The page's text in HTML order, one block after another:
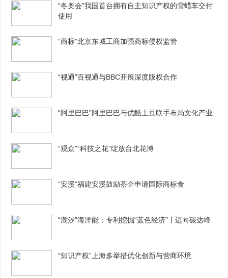
“冬奥会”我国首台拥有自主知识产权的雪蜡车交付
使用
“商标”北京东城工商加强商标侵权监管
“视通”百视通与BBC开展深度版权合作
“阿里巴巴”阿里巴巴与优酷土豆联手布局文化产业
“观众”“科技之花”绽放台北花博
“安溪”福建安溪鼓励茶企申请国际商标食
“潮汐”海洋能：专利挖掘“蓝色经济”丨迈向碳达峰
“知识产权”上海多举措优化创新与营商环境